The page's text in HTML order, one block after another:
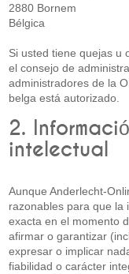
2880 Bornem
Bélgica
Si usted tiene quejas u
el consejo de
administradores de la
belga está autorizado.
2.
intelectual
Aunque Anderlecht-
razonables para que la
exacta en el momento
afirmar o garantizar
expresar o implicar
fiabilidad o carácter